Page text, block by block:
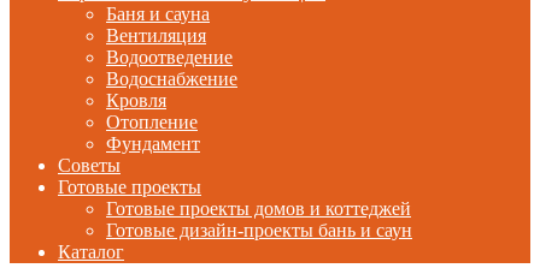
Баня и сауна
Вентиляция
Водоотведение
Водоснабжение
Кровля
Отопление
Фундамент
Советы
Готовые проекты
Готовые проекты домов и коттеджей
Готовые дизайн-проекты бань и саун
Каталог